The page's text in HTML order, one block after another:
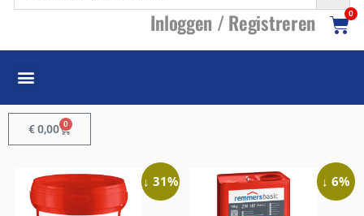
Inloggen /Registreren 0
€0,00 0
↓ 31% ↓ 6%